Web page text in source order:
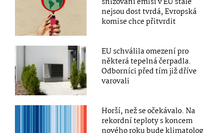
nejsou dost tvrdá, Evropská
komise chce přitvrdit
EU schválila omezení pro
některá tepelná čerpadla.
Odborníci před tím již dříve
varovali
Horší, než se očekávalo. Na
rekordní teploty s koncem